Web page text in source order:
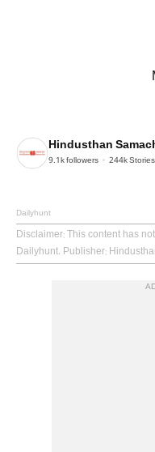
Hindusthan
9.1kfollowers 244kStories
Dailyhunt
Disclaimer: This content has
Dailyhunt. Publisher: